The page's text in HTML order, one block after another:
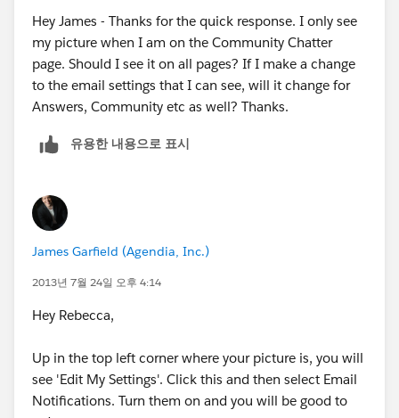
Hey James - Thanks for the quick response. I only see
my picture when I am on the Community Chatter
page. Should I see it on all pages? If I make a change
to the email settings that I can see, will it change for
Answers, Community etc as well? Thanks.
유용한 내용으로 표시
James Garfield (Agendia, Inc.)
2013년 7월 24일 오후 4:14
Hey Rebecca,
Up in the top left corner where your picture is, you will
see 'Edit My Settings'. Click this and then select Email
Notifications. Turn them on and you will be good to